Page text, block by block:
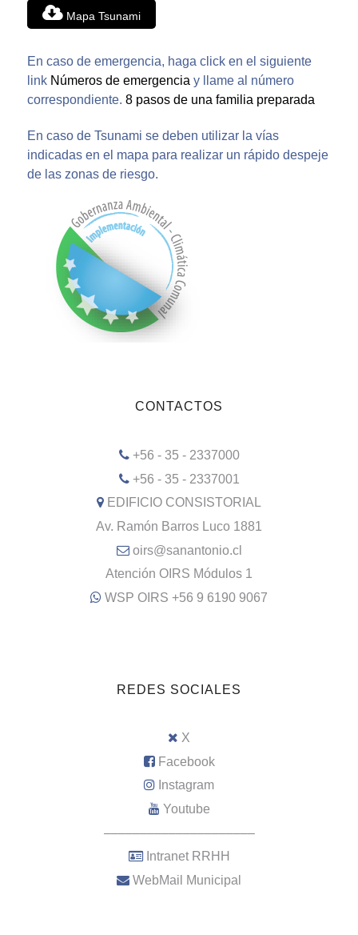
Mapa Tsunami
En caso de emergencia, haga click en el siguiente
link Números de emergencia y llame al número
correspondiente. 8 pasos de una familia preparada
En caso de Tsunami se deben utilizar la vías
indicadas en el mapa para realizar un rápido despeje
de las zonas de riesgo.
CONTACTOS
+56 - 35 - 2337000
+56 - 35 - 2337001
EDIFICIO CONSISTORIAL
Av. Ramón Barros Luco 1881
oirs@sanantonio.cl
Atención OIRS Módulos 1
WSP OIRS +56 9 6190 9067
REDES SOCIALES
X
Facebook
Instagram
Youtube
–––––––––––––––––––––
Intranet RRHH
WebMail Municipal